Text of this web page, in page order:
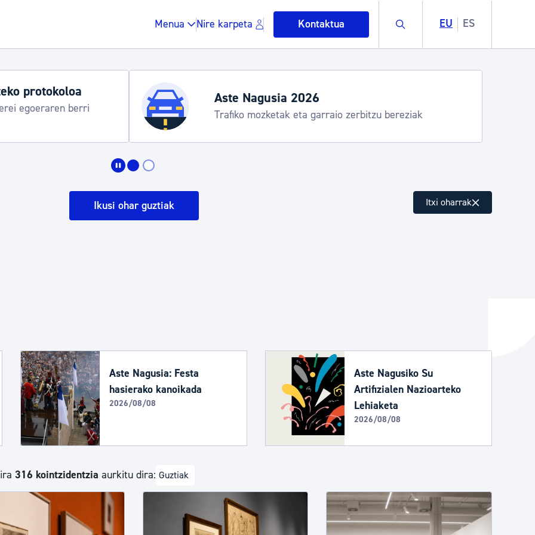
Menua Nire karpeta Kontaktua Buscar EU ES
Gune publikoa, hondakinak eta ingurumena
Berdintasuna, Giza Eskubideak eta bizikidetza
2026: egitaraua Udako ordutegiak eta zerbitzuak
Udalinfo, Donostia Kirola, Donostia Kultura, San Telmo,
Urgull, Hondalea, Turismoa
Ikusi ohar guztiak Itxi oharrak
Aste Nagusia: Festa
hasierako kanoikada
2026/08/08
Aste Nagusiko Su
Artifizialen Nazioarteko
Lehiaketa
2026/08/08
316 kointzidentzia aurkitu dira: Guztiak